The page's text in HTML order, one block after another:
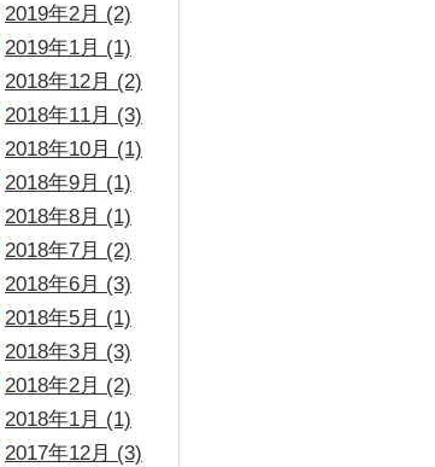
2019年2月 (2)
2019年1月 (1)
2018年12月 (2)
2018年11月 (3)
2018年10月 (1)
2018年9月 (1)
2018年8月 (1)
2018年7月 (2)
2018年6月 (3)
2018年5月 (1)
2018年3月 (3)
2018年2月 (2)
2018年1月 (1)
2017年12月 (3)